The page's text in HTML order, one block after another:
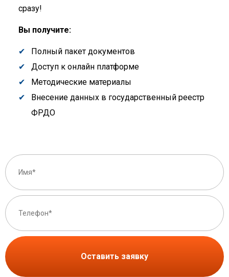
сразу!
Вы получите:
Полный пакет документов
Доступ к онлайн платформе
Методические материалы
Внесение данных в государственный реестр
ФРДО
Оставить заявку